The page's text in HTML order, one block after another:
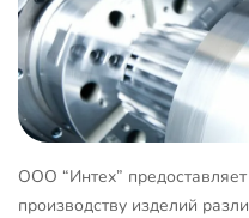
ООО “Интех”
производству изделий